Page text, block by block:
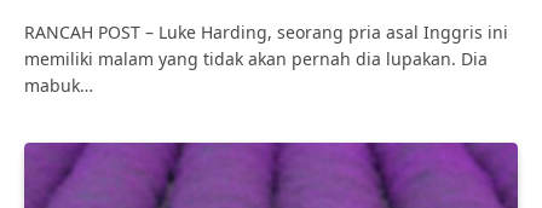
RANCAH POST – Luke Harding, seorang pria asal Inggris ini
memiliki malam yang tidak akan pernah dia lupakan. Dia
mabuk…